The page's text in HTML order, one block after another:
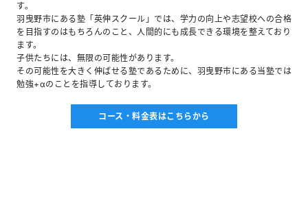
す。
羽曳野市にある塾「英伸スクール」では、学力の向上や志望校への合格
を目指すのはもちろんのこと、人間的にも成長できる環境を整えており
ます。
子供たちには、無限の可能性があります。
その可能性を大きく伸ばせる塾であるために、羽曳野市にある当塾では
勉強+αのことを指導しております。
コース・料金表はこちらから